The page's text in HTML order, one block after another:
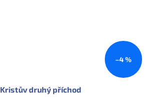
–4 %
Kristův druhý příchod